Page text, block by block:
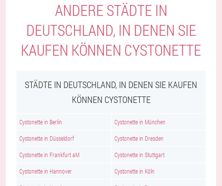
ANDERE STÄDTE IN
DEUTSCHLAND, IN DENEN SIE
KAUFEN KÖNNEN CYSTONETTE
STÄDTE IN DEUTSCHLAND, IN DENEN SIE KAUFEN
KÖNNEN CYSTONETTE
Cystonette in Berlin Cystonette in München
Cystonette in Düsseldorf Cystonette in Dresden
Cystonette in Frankfurt aM Cystonette in Stuttgart
Cystonette in Hannover Cystonette in Köln